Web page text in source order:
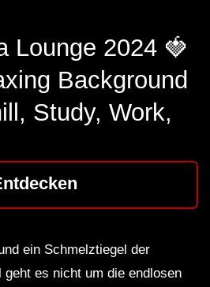
Lounge 2024 🍓
Background
Study, Work,
ein Schmelztiegel der
geht es nicht um die endlosen